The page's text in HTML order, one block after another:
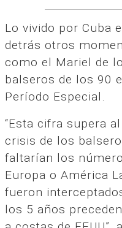
Lo vivido por Cuba
detrás otros
como el Mariel de
balseros de los 90
Período Especial.
“Esta cifra supera
crisis de los
faltarían los
Europa o América
fueron
los 5 años